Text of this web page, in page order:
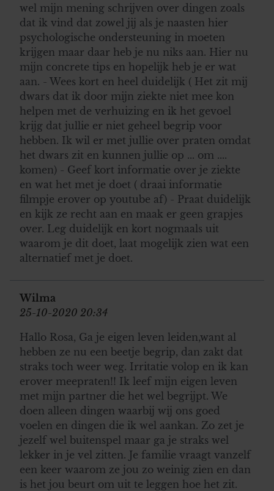
wel mijn mening schrijven over dingen zoals
dat ik vind dat zowel jij als je naasten hier
psychologische ondersteuning in moeten
krijgen maar daar heb je nu niks aan. Hier nu
mijn concrete tips en hopelijk heb je er wat
aan. - Wees kort en heel duidelijk ( Het zit mij
dwars dat ik door mijn ziekte niet mee kon
helpen met de verhuizing en ik het gevoel
krijg dat jullie er niet geheel begrip voor
hebben. Ik wil er met jullie over praten omdat
het dwars zit en kunnen jullie op ... om ....
komen) - Geef kort informatie over je ziekte
en wat het met je doet ( draai informatie
filmpje erover op youtube af) - Praat duidelijk
en kijk ze recht aan en maak er geen grapjes
over. Leg duidelijk en kort nogmaals uit
waarom je dit doet, laat mogelijk zien wat een
alternatief met je doet.
Wilma
25-10-2020 20:34
Hallo Rosa, Ga je eigen leven leiden,want al
hebben ze nu een beetje begrip, dan zakt dat
straks toch weer weg. Irritatie volop en ik kan
erover meepraten!! Ik leef mijn eigen leven
met mijn partner die het wel begrijpt. We
doen alleen dingen waarbij wij ons goed
voelen en dingen die ik wel aankan. Zo zet je
jezelf wel buitenspel maar ga je straks wel
lekker in je vel zitten. Je familie vraagt vanzelf
een keer waarom ze jou zo weinig zien en dan
is het jou beurt om uit te leggen hoe het zit.